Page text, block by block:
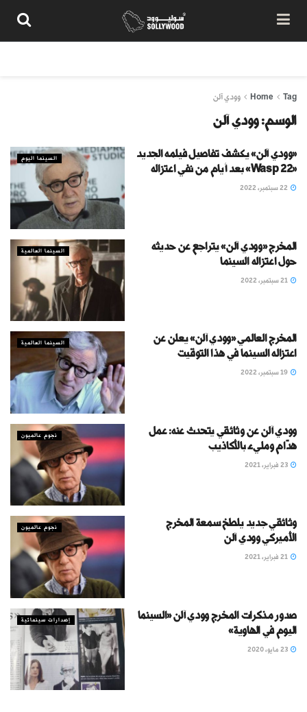
Home Tag وودي آلن
الوسم:وودي آلن
السينما اليوم
«وودي آلن» يكشف تفاصيل فيلمه الجديد
«Wasp 22» بعد أيام من نفي اعتزاله
السينما العالمية
المخرج «وودي آلن» يتراجع عن حديثه
حول اعتزاله السينما
السينما العالمية
المخرج العالمي «وودي آلن» يعلن عن
اعتزاله السينما في هذا التوقيت
نجوم عالميون
وودي آلن عن وثائقي يتحدث عنه: عمل
هدّام ومليء بالأكاذيب
نجوم عالميون
وثائقي جديد يلطخ سمعة المخرج
الأميركي وودي آلن
إصدارات سينمائية
صدور مذكرات المخرج وودي آلن «السينما
اليوم في الهاوية»